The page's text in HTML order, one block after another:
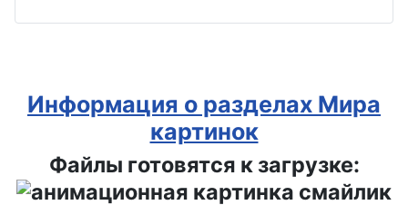
Информация о разделах Мира
картинок
Файлы готовятся к загрузке: